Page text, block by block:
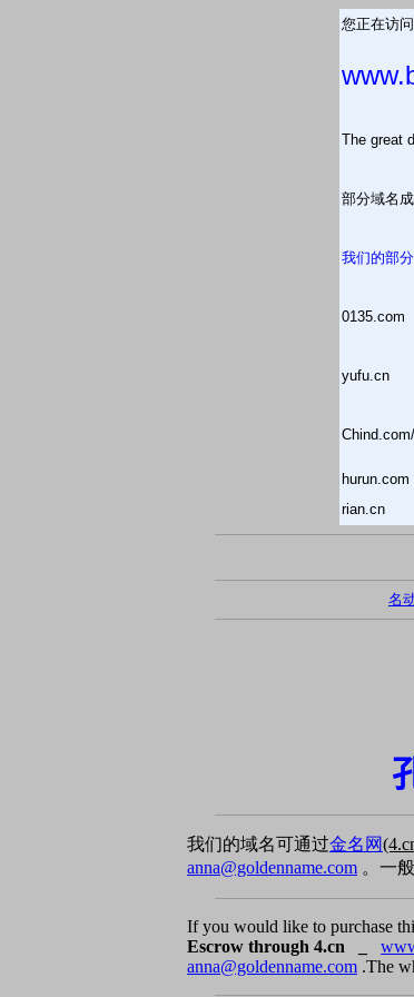
您正在访
The
部分域名
我们的部
0135.com
yufu.cn
rian.cn
名
我们的域名可通过金名网
anna@goldenname.com 。一
If you would like to purchase
Escrow through 4.cn _
anna@goldenname.com .The